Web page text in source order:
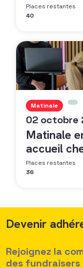
Places restantes
40
Matinale
02 octobre
Matinale
accueil
Places restantes
36
Devenir
Rejoignez la
des